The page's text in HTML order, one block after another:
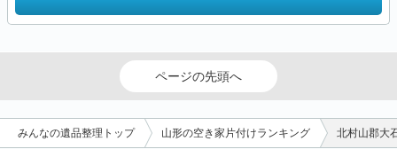
ページの先頭へ
みんなの遺品整理トップ 山形の空き家片付けランキング 北村山郡大